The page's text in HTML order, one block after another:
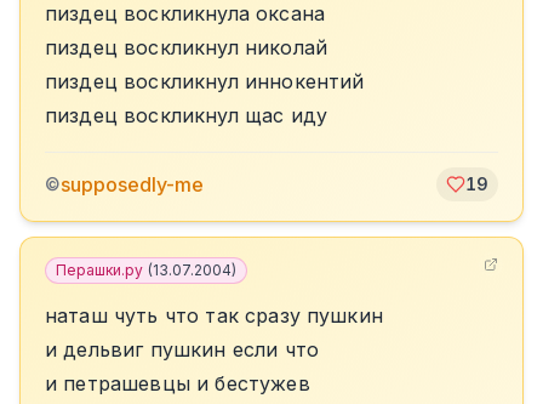
пиздец воскликнула оксана
пиздец воскликнул николай
пиздец воскликнул иннокентий
пиздец воскликнул щас иду
©supposedly-me 19
Перашки.ру (13.07.2004)
наташ чуть что так сразу пушкин
и дельвиг пушкин если что
и петрашевцы и бестужев